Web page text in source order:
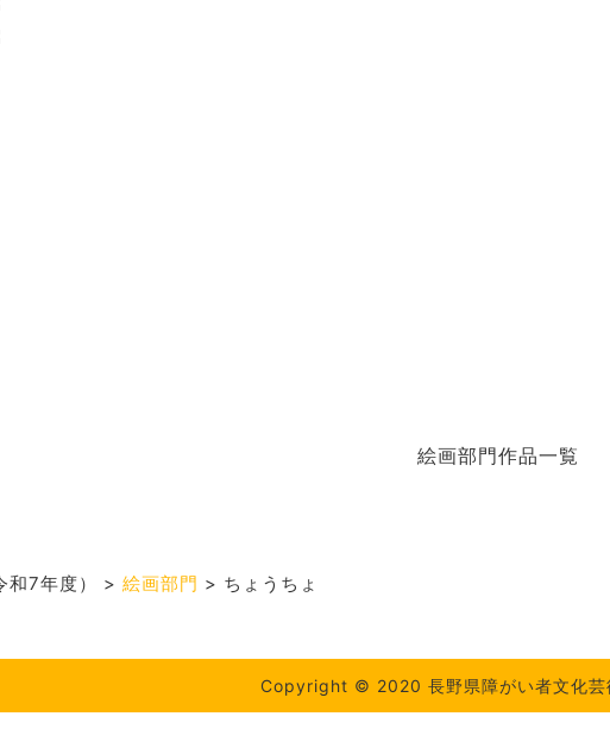
絵画部門作品一覧
7年度） > 絵画部門 > ちょうちょ
Copyright © 2020 長野県障がい者文化芸